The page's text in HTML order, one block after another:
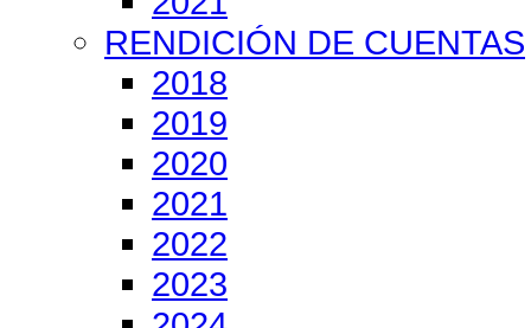
RENDICIÓN DE CUENTAS
2018
2019
2020
2021
2022
2023